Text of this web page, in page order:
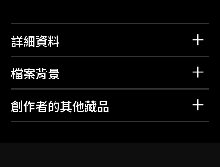
詳細資料
檔案背景
創作者的其他藏品